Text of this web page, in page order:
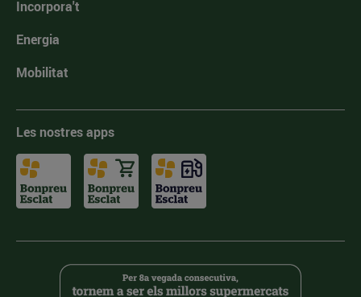
Incorpora't
Energia
Mobilitat
Les nostres apps